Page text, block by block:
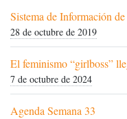
Sistema de Información
28 de octubre de 2019
El feminismo “girlboss”
7 de octubre de 2024
Agenda Semana 33